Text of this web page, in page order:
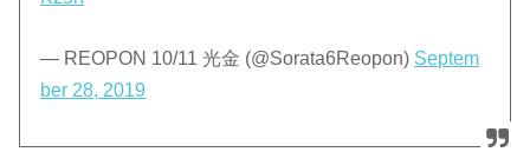
— REOPON 10/11 光金 (@Sorata6Reopon) Septem
ber 28, 2019